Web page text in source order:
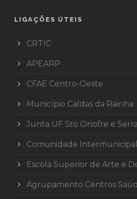
LIGAÇÕES ÚTEIS
CRTIC
APEARP
CFAE Centro-Oeste
Município Caldas da Rainha
Junta UF Sto Onofre e
Comunidade
Escola Superior de Arte e
Agrupamento Centros